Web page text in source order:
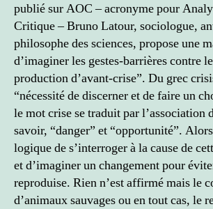
publié sur AOC – acronyme pour
Critique – Bruno Latour, sociologue,
philosophe des sciences, propose une
d’imaginer les gestes-barrières contre
production d’avant-crise”. Du grec
“nécessité de discerner et de faire un
le mot crise se traduit par l’association
savoir, “danger” et “opportunité”.
logique de s’interroger à la cause de
et d’imaginer un changement pour
reproduise. Rien n’est affirmé mais le
d’animaux sauvages ou en tout cas, le